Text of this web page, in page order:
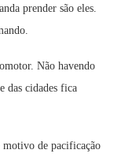
prender são eles.
Não havendo
das cidades fica
motivo de pacificação